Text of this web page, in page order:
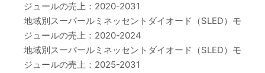
ジュールの売上：2020-2031
地域別スーパールミネッセントダイオード（SLED）モ
ジュールの売上：2020-2024
地域別スーパールミネッセントダイオード（SLED）モ
ジュールの売上：2025-2031